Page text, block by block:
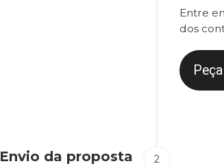
Entre
dos
Envio da proposta